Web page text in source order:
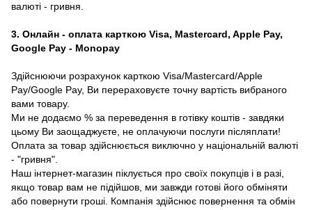
валюті - гривня.
3. Онлайн - оплата карткою Visa, Mastercard, Apple Pay,
Google Pay - Monopay
Здійснюючи розрахунок карткою Visa/Mastercard/Apple
Pay/Google Pay, Ви перераховуєте точну вартість вибраного
вами товару.
Ми не додаємо % за переведення в готівку коштів - завдяки
цьому Ви заощаджуєте, не оплачуючи послуги післяплати!
Оплата за товар здійснюється виключно у національній валюті
- "гривня".
Наш інтернет-магазин піклується про своїх покупців і в разі,
якщо товар вам не підійшов, ми завжди готові його обміняти
або повернути гроші. Компанія здійснює повернення та обмін